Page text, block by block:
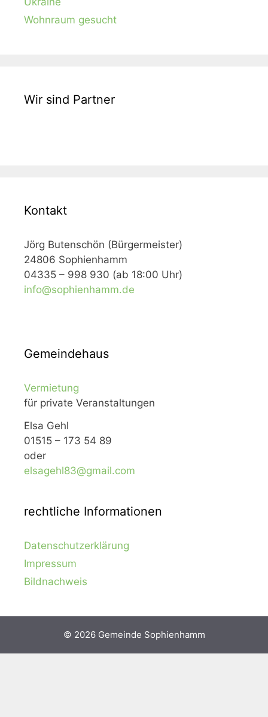
Wohnraum gesucht
Wir sind Partner
Kontakt
Jörg Butenschön (Bürgermeister)
24806 Sophienhamm
04335 – 998 930 (ab 18:00 Uhr)
info@sophienhamm.de
Gemeindehaus
Vermietung
für private Veranstaltungen
Elsa Gehl
01515 – 173 54 89
oder
elsagehl83@gmail.com
rechtliche Informationen
Datenschutzerklärung
Impressum
Bildnachweis
© 2026 Gemeinde Sophienhamm